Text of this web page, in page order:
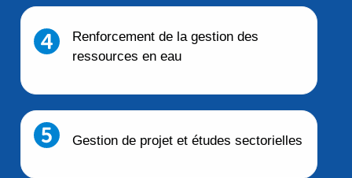
Renforcement de la gestion des
ressources en eau
Gestion de projet et études sectorielles